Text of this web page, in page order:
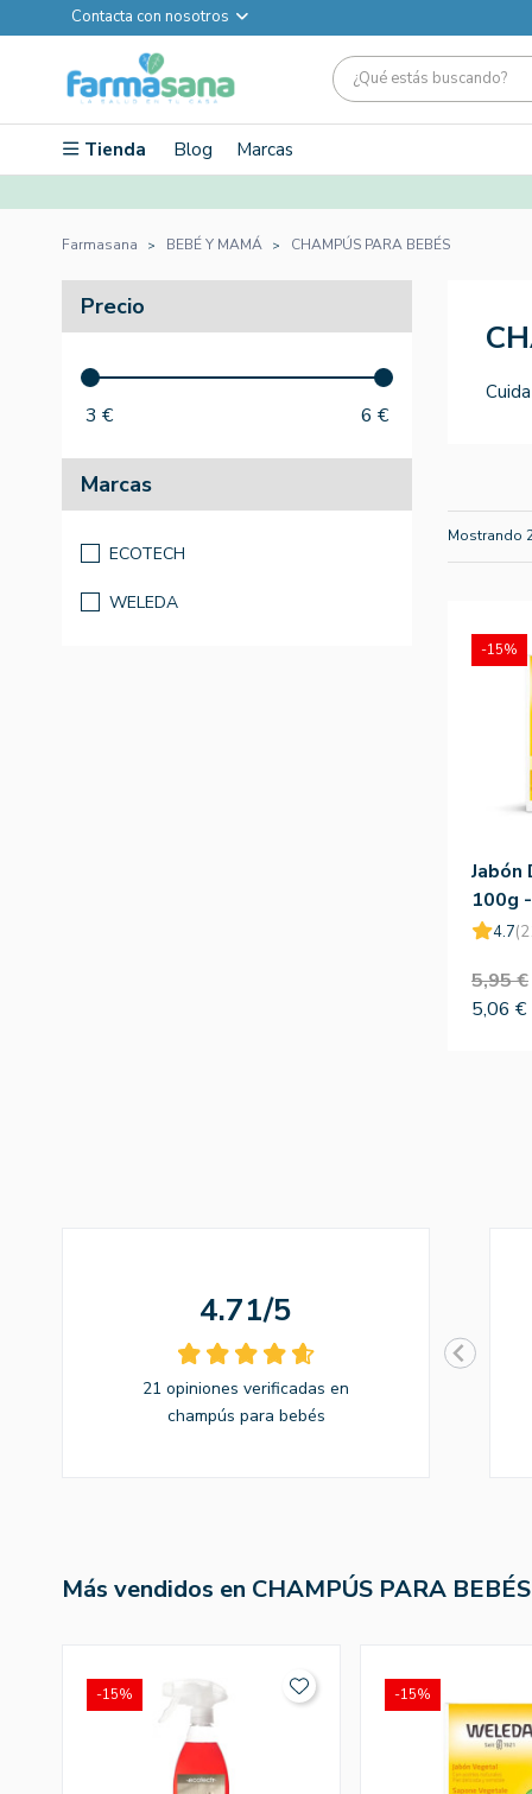
Contacta con nosotros
Tienda Blog Marcas
Farmasana BEBÉ Y MAMÁ CHAMPÚS PARA BEBÉS
Precio
3 € 6 €
Marcas
ECOTECH
WELEDA
Mostrando
Jabón
100g
4.7
5,95 €
5,06 €
-15%
4.71/5
21 opiniones verificadas en
champús para bebés
Más vendidos en CHAMPÚS PARA BEBÉS
-15% -15%